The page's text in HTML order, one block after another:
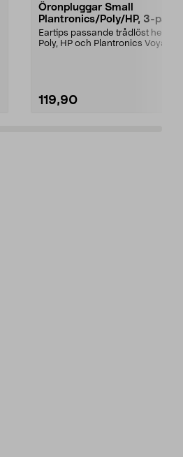
Öronpluggar Small
Plantronics/Poly/HP, 3-pack
Eartips passande trådlöst headset
Poly, HP och Plantronics Voyager
119,90